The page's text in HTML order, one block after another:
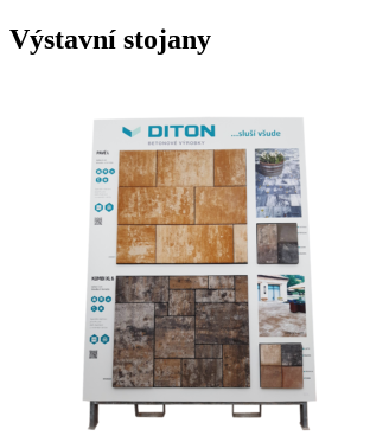
Výstavní stojany